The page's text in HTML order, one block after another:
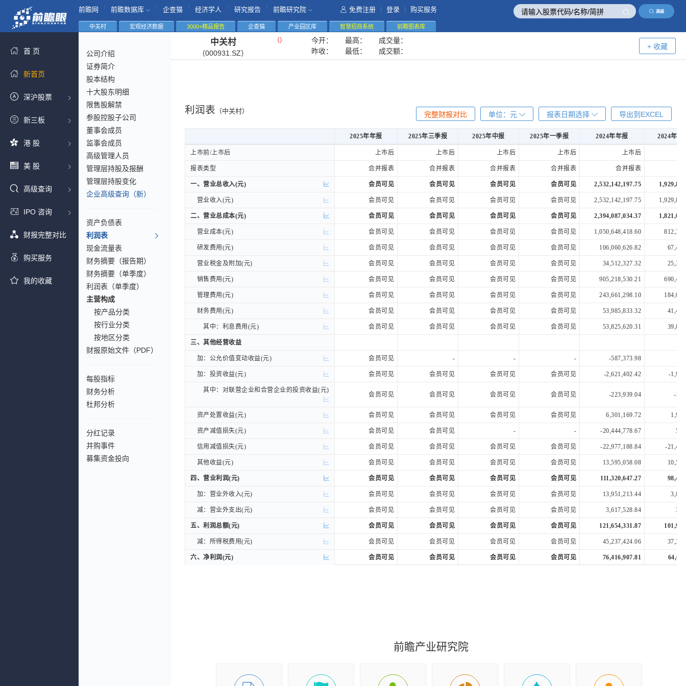
高级
前瞻网 前瞻数据库 企查猫 经济学人 研究报告 前瞻研究院 免费注册 登录 购买服务
首 页
新首页
深沪股票
新三板
港 股
美 股
高级查询
IPO 咨询
财报完整对比
购买服务
我的收藏
中关村 宏观经济数据 3000+精品报告 企查猫 产业园区库 智慧招商系统 前瞻图表库
公司介绍
证券简介
股本结构
十大股东明细
限售股解禁
参股控股子公司
董事会成员
监事会成员
高级管理人员
管理层持股及报酬
管理层持股变化
企业高级查询（新）
资产负债表
利润表
现金流量表
财务摘要（报告期）
财务摘要（单季度）
利润表（单季度）
主营构成
按产品分类
按行业分类
按地区分类
财报原始文件（PDF）
每股指标
财务分析
杜邦分析
分红记录
并购事件
募集资金投向
中关村
（000931.SZ）
（） 今开： 最高：
成交量：
昨收：
最低： 成交额：
+ 收藏
利润表 （中关村） 导出到EXCEL
报表日期选择
单位： 元
完整财报对比
2025年年报 2025年三季报 2025年中报 2025年一季报 2024年年报
2024年三
2025年年报
2025年三季报 2025年中报 2025年一季报 2024年年报
上市前/上市后 上市后 上市后 上市后 上市后 上市后
报表类型 合并报表 合并报表 合并报表 合并报表 合并报表
一、营业总收入(元) 会员可见 会员可见 会员可见 会员可见 2,532,142,197.75
营业收入(元) 会员可见 会员可见 会员可见 会员可见 2,532,142,197.75
二、营业总成本(元) 会员可见 会员可见 会员可见 会员可见 2,394,087,034.37
营业成本(元) 会员可见 会员可见 会员可见 会员可见 1,050,648,418.60
研发费用(元) 会员可见 会员可见 会员可见 会员可见 106,060,626.82
营业税金及附加(元) 会员可见 会员可见 会员可见 会员可见 34,512,327.32
销售费用(元) 会员可见 会员可见 会员可见 会员可见 905,218,530.21
管理费用(元) 会员可见 会员可见 会员可见 会员可见 243,661,298.10
财务费用(元) 会员可见 会员可见 会员可见 会员可见 53,985,833.32
其中：利息费用(元) 会员可见 会员可见 会员可见 会员可见 53,825,620.31
三、其他经营收益
加：公允价值变动收益(元) 会员可见 - - - -587,373.98
加：投资收益(元) 会员可见 会员可见 会员可见 会员可见 -2,621,402.42 -
其中：对联营企业和合营企业的投资收益(元)
会员可见 会员可见 会员可见 会员可见 -223,939.04 -
资产处置收益(元) 会员可见 会员可见 会员可见 会员可见 6,301,169.72
资产减值损失(元) 会员可见 会员可见 - - -20,444,778.67
信用减值损失(元) 会员可见 会员可见 会员可见 会员可见 -22,977,188.84 -
其他收益(元) 会员可见 会员可见 会员可见 会员可见 13,595,058.08
四、营业利润(元) 会员可见 会员可见 会员可见 会员可见 111,320,647.27
加：营业外收入(元) 会员可见 会员可见 会员可见 会员可见 13,951,213.44
减：营业外支出(元) 会员可见 会员可见 会员可见 会员可见 3,617,528.84
五、利润总额(元) 会员可见 会员可见 会员可见 会员可见 121,654,331.87
减：所得税费用(元) 会员可见 会员可见 会员可见 会员可见 45,237,424.06
六、净利润(元) 会员可见 会员可见 会员可见 会员可见 76,416,907.81
会员可见
一、基本每股收益(元) 会员可见 会员可见 会员可见
上市前/上市后
报表类型
一、营业总收入(元)
营业收入(元)
二、营业总成本(元)
营业成本(元)
研发费用(元)
营业税金及附加(元)
销售费用(元)
管理费用(元)
财务费用(元)
其中：利息费用(元)
三、其他经营收益
加：公允价值变动收益(元)
加：投资收益(元)
其中：对联营企业和合营企业的投资收益(元)
资产处置收益(元)
资产减值损失(元)
信用减值损失(元)
其他收益(元)
四、营业利润(元)
加：营业外收入(元)
减：营业外支出(元)
五、利润总额(元)
减：所得税费用(元)
六、净利润(元)
一、基本每股收益(元)
前瞻产业研究院